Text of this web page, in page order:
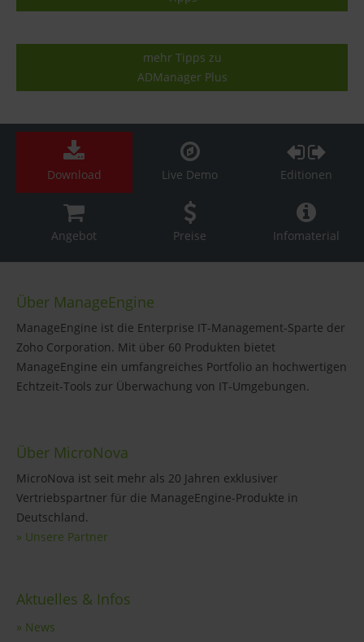
mehr Tipps zu
ADManager Plus
Download Live Demo Editionen
Angebot Preise Infomaterial
Über ManageEngine
ManageEngine ist die Enterprise IT-Management-Sparte der
Zoho Corporation. Mit über 60 Produkten bietet
ManageEngine ein umfangreiches Portfolio an hochwertigen
Echtzeit-Tools zur Überwachung von IT-Umgebungen.
Über MicroNova
MicroNova ist seit mehr als 20 Jahren exklusiver
Vertriebspartner für die ManageEngine-Produkte in
Deutschland.
» Unsere Partner
Aktuelles & Infos
» News